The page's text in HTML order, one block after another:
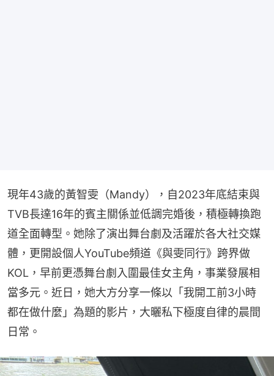
現年43歲的黃智雯（Mandy），自2023年底結束與
TVB長達16年的賓主關係並低調完婚後，積極轉換跑
道全面轉型。她除了演出舞台劇及活躍於各大社交媒
體，更開設個人YouTube頻道《與雯同行》跨界做
KOL，早前更憑舞台劇入圍最佳女主角，事業發展相
當多元。近日，她大方分享一條以「我開工前3小時
都在做什麼」為題的影片，大曬私下極度自律的晨間
日常。